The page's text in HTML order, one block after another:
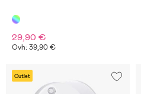
29,90 €
Ovh: 39,90 €
Outlet